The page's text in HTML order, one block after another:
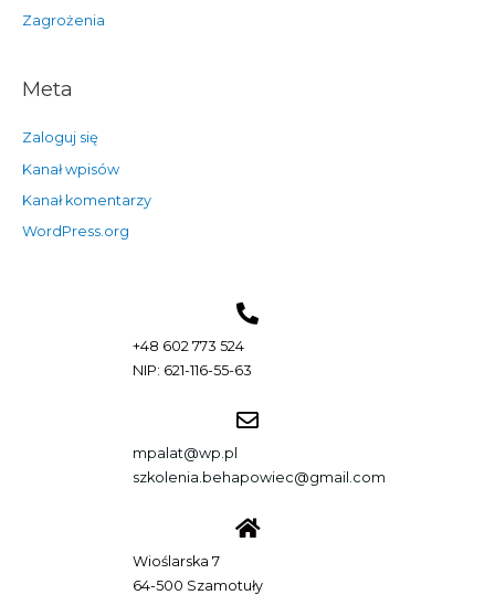
Zagrożenia
Meta
Zaloguj się
Kanał wpisów
Kanał komentarzy
WordPress.org
+48 602 773 524
NIP: 621-116-55-63
mpalat@wp.pl
szkolenia.behapowiec@gmail.com
Wioślarska 7
64-500 Szamotuły